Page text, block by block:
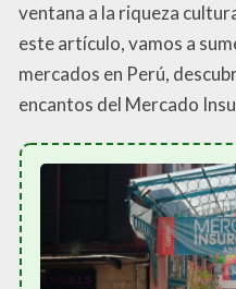
ventana a la riqueza
este artículo, vamos a
mercados en Perú,
encantos del Mercado